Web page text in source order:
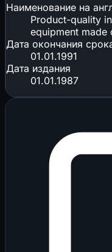
Наименование на
Product-quality
equipment made
Дата окончания
01.01.1991
Дата издания
01.01.1987